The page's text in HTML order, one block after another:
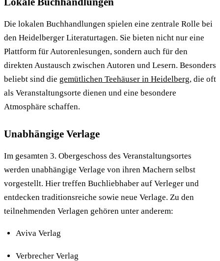
Die lokalen Buchhandlungen spielen eine zentrale Rolle bei
den Heidelberger Literaturtagen. Sie bieten nicht nur eine
Plattform für Autorenlesungen, sondern auch für den
direkten Austausch zwischen Autoren und Lesern. Besonders
beliebt sind die gemütlichen Teehäuser in Heidelberg, die oft
als Veranstaltungsorte dienen und eine besondere
Atmosphäre schaffen.
Unabhängige Verlage
Im gesamten 3. Obergeschoss des Veranstaltungsortes
werden unabhängige Verlage von ihren Machern selbst
vorgestellt. Hier treffen Buchliebhaber auf Verleger und
entdecken traditionsreiche sowie neue Verlage. Zu den
teilnehmenden Verlagen gehören unter anderem:
Aviva Verlag
Verbrecher Verlag